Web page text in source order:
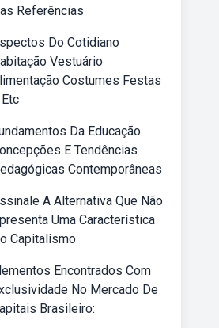
Referências
Do Cotidiano
Vestuário
Costumes Festas
Etc
Da Educação
E Tendências
Contemporâneas
A Alternativa Que Não
Uma Característica
Capitalismo
Encontrados Com
No Mercado De
Brasileiro: